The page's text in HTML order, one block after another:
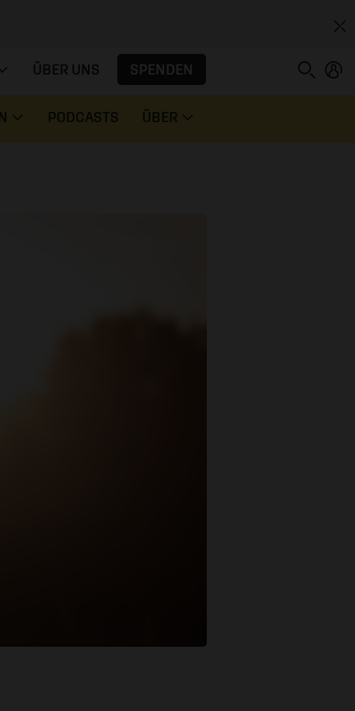
ÜBER UNS SPENDEN
PODCASTS ÜBER